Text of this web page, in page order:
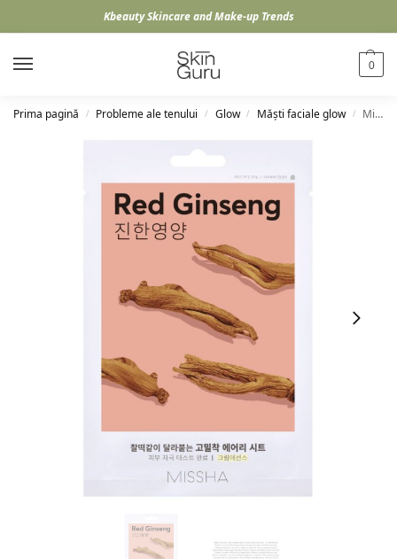
Kbeauty Skincare and Make-up Trends
0
Prima pagină / Probleme ale tenului / Glow / Măști faciale glow / Missha Airy Fit Mask Red Ginseng, 19g